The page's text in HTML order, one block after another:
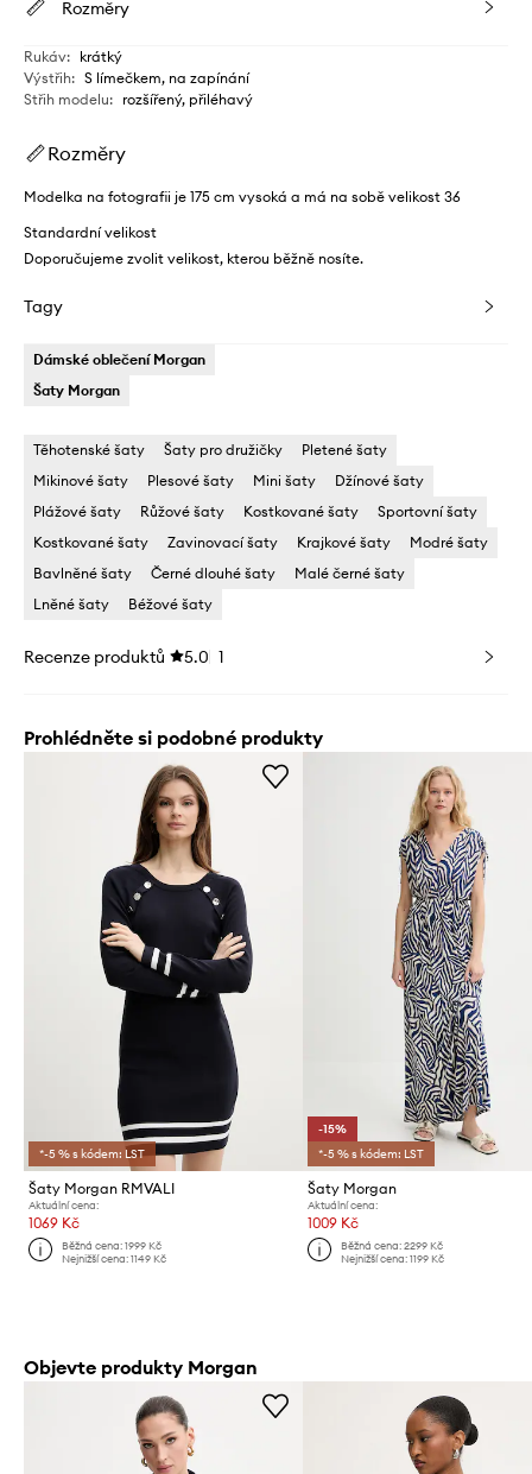
Rozměry
Rukáv: krátký
Výstřih: S límečkem, na zapínání
Střih modelu: rozšířený, přiléhavý
Rozměry
Modelka na fotografii je 175 cm vysoká a má na sobě velikost 36
Standardní velikost
Doporučujeme zvolit velikost, kterou běžně nosíte.
Tagy
Dámské oblečení Morgan
Šaty Morgan
Těhotenské šaty Šaty pro družičky
Pletené šaty
Mikinové šaty
Plesové šaty Mini šaty
Džínové šaty
Plážové šaty
Růžové šaty Kostkované šaty
Sportovní šaty
Kostkované šaty
Zavinovací šaty Krajkové šaty
Modré šaty
Bavlněné šaty
Černé dlouhé šaty
Malé černé šaty
Lněné šaty
Béžové šaty
Recenze produktů 5.0 1
Prohlédněte si podobné produkty
*-5 % s kódem: LST
Šaty Morgan RMVALI
Aktuální cena:
1069 Kč
Běžná cena:1999 Kč
Nejnižší cena:1149 Kč
-15%
*-5 % s kódem: LST
Šaty Morgan
Aktuální cena:
1009 Kč
Běžná cena: 2299 Kč
Nejnižší cena: 1199 Kč
Objevte produkty Morgan